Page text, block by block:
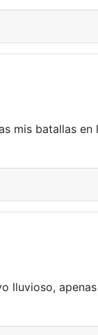
mis batallas
lluvioso,